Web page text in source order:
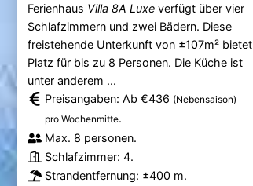
Ferienhaus Villa 8A Luxeverfügt über vier
Schlafzimmern und zwei Bädern. Diese
freistehende Unterkunft von ±107m² bietet
Platz für bis zu 8 Personen. Die Küche ist
unter anderem ...
Preisangaben: Ab €436 (Nebensaison)
pro Wochenmitte.
Max. 8 personen.
Schlafzimmer: 4.
Strandentfernung: ±400 m.